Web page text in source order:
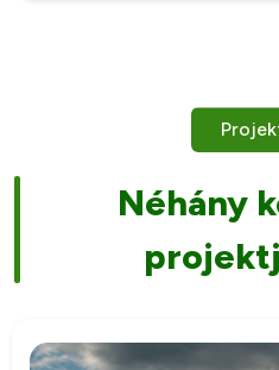
Néhány